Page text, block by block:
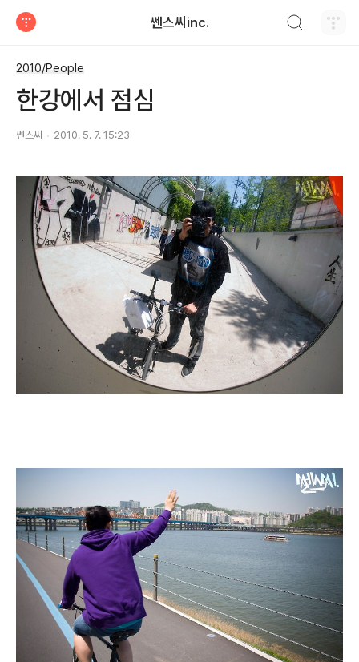
쎈스씨inc.
2010/People
한강에서 점심
쎈스씨 2010. 5. 7. 15:23